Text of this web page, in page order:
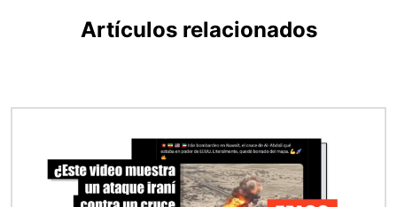
Artículos relacionados